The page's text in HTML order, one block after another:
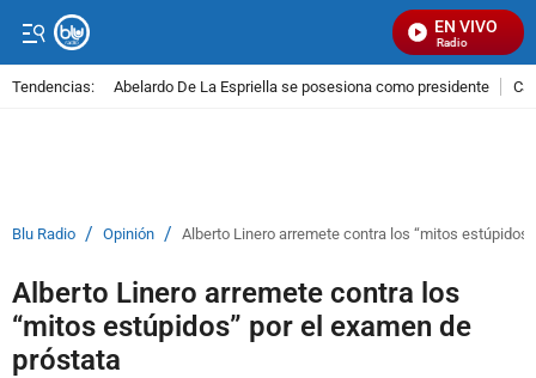
EN VIVO
Señal Visual Radio
Tendencias: Abelardo De La Espriella se posesiona como presidente
Blu Radio / Opinión / Alberto Linero arremete contra los “mitos
Alberto Linero arremete contra los
“mitos estúpidos” por el examen de
próstata